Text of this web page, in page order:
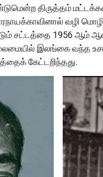
திருத்தம்
வழி
சட்டத்தை 1956 ஆம்
இலங்கை வந்த
கேட்டறிந்தது.